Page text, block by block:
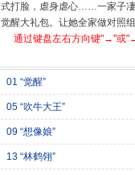
式打脸，虐身虐心……一家子凄
觉醒大礼包。让她全家做对照
通过键盘左右方向键"→"或
01 “觉醒”
05 “吹牛大王”
09 “想像娘”
13 “林鹤翎”